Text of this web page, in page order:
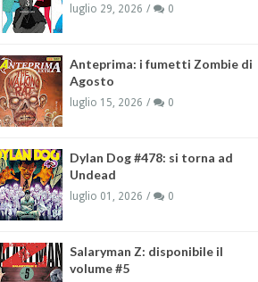
luglio 29, 2026 0
Anteprima: i fumetti Zombie di
Agosto
luglio 15, 2026 0
Dylan Dog #478: si torna ad
Undead
luglio 01, 2026 0
Salaryman Z: disponibile il
volume #5